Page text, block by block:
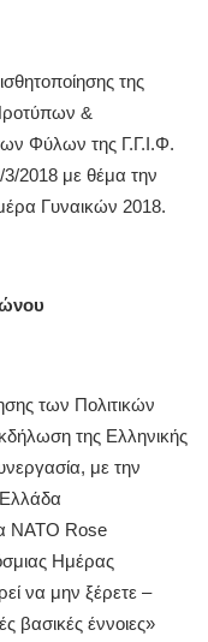
της
&
Φύλων της Γ.Γ.Ι.Φ.
2018 με θέμα την
Γυναικών 2018.
των Πολιτικών
της Ελληνικής
με την
Ελλάδα
ΝΑΤΟ Rose
Ημέρας
να μην ξέρετε –
βασικές έννοιες»